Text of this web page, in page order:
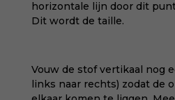
horizontale lijn door dit
Dit wordt de taille.
Vouw de stof vertikaal nog
links naar rechts) zodat de